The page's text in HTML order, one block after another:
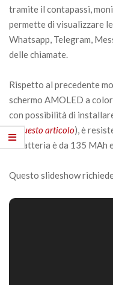
tramite il contapassi,
permette di visualizzare
Whatsapp, Telegram,
delle chiamate.
Rispetto al precedente
schermo AMOLED a
con possibilità di
in questo articolo), è
la batteria è da 135 MAh
Questo slideshow